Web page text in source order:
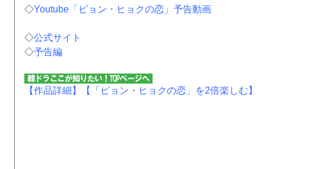
◇Youtube「ピョン・ヒョクの恋」予告動画
◇公式サイト
◇予告編
【作品詳細】 【「ピョン・ヒョクの恋」を2倍楽しむ】